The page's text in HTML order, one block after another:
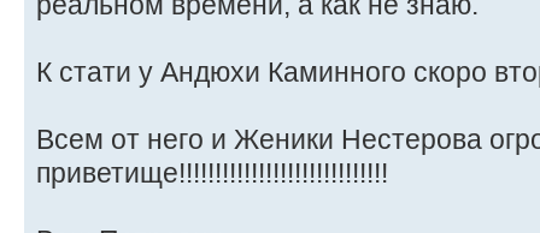
К стати у Андюхи Каминного скоро
Всем от него и Женики Нестерова
приветище!!!!!!!!!!!!!!!!!!!!!!!!!!!!!